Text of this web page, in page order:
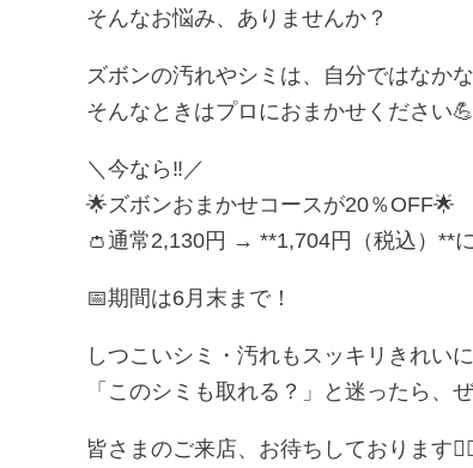
そんなお悩み、ありませんか？
ズボンの汚れやシミは、自分ではなか
そんなときはプロにおまかせください
＼今なら‼️／
🌟 ズボンおまかせコースが20％OFF🌟
👛通常2,130円 → **1,704円（税込）**
📅期間は6月末まで！
しつこいシミ・汚れもスッキリきれい
「このシミも取れる？」と迷ったら、
皆さまのご来店、お待ちしております